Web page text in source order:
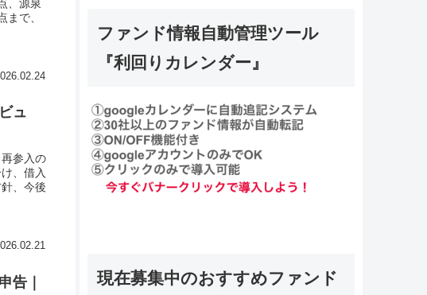
、源泉
で、
ュ
参入の
、借入
、今後
告｜
ファンド情報自動管理ツール
『利回りカレンダー』
現在募集中のおすすめファンド